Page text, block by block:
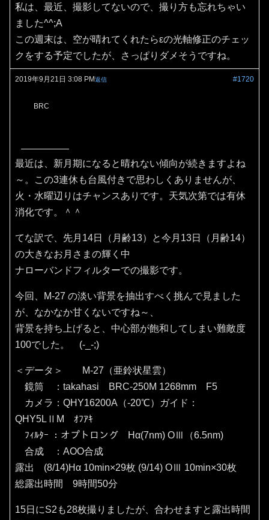
私は、最近、撮影してないので、撮り方も忘れちゃい
ました^^;A
この週末は、空が晴れてくれたらεの光軸修正のチェッ
クをする予定でしたが、さっぱりダメそうですね。
2019年9月21日 3:08 PM #1720
返信
BRC
最近は、新月期になると晴れない傾向が続きますよね
～。この3連休も台風付きで思わしくありませんが、
火・水曜辺りはチャンスありです。天気次第では有休
消化です。＾＾
てな訳で、先月14日（月齢13）と今月13日（月齢14）
の大きなお月さまの輝く中
ナローバンドフィルターでの撮影です。
今回、M-27 の淡い背景を抽出すべく挑んで見ました
が、なかなか甘くないですね～、
背景を持ち上げると、中心部が飽和してしまい難敵度
100でした。 (-_-;)
＜データ＞ M-27（亜鈴状星雲）
鏡筒 ：takahasi BRC-250M 1268mm F5
カメラ：QHY16200A（‐20℃）ガイド：
QHY5LⅡM ｵﾌｱｷ
ﾌｨﾙﾀｰ ：オプトロング Hα(7nm) OⅢ（6.5nm)
合成 ：AOO合成
露出 (8/14)Hα 10min×29枚 (9/14) OⅢ 10min×30枚
総露出時間 9時間50分
15日にS2も28枚撮りましたが、合わせますと露出時間